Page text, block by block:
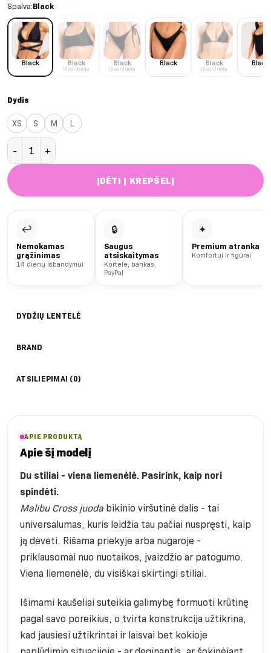
Spalva:Black
Black Black
Išparduota
Black
Išparduota
Black Black
Išparduota
Black
Dydis
XS S M
L
produkto kiekis: Black Malibu Cross liemenėlė
ĮDĖTI Į KREPŠELĮ
↩
Nemokamas
grąžinimas
14 dienų išbandymui
🔒
Saugus
atsiskaitymas
Kortelė, bankas,
PayPal
✦
Premium atranka
Komfortui ir figūrai
DYDŽIŲ LENTELĖ
BRAND
ATSILIEPIMAI (0)
APIE PRODUKTĄ
Apie šį modelį
Du stiliai - viena liemenėlė. Pasirink, kaip nori
spindėti.
Malibu Cross juoda bikinio viršutinė dalis - tai
universalumas, kuris leidžia tau pačiai nuspręsti, kaip
ją dėvėti. Rišama priekyje arba nugaroje -
priklausomai nuo nuotaikos, įvaizdžio ar patogumo.
Viena liemenėlė, du visiškai skirtingi stiliai.
Išimami kaušeliai suteikia galimybę formuoti krūtinę
pagal savo poreikius, o tvirta konstrukcija užtikrina,
kad jausiesi užtikrintai ir laisvai bet kokioje